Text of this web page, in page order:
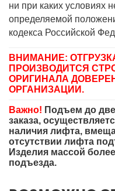
ни при каких условиях
определяемой
кодекса Российской
ВНИМАНИЕ:
ПРОИЗВОДИТСЯ
ОРИГИНАЛА
ОРГАНИЗАЦИИ.
Важно! Подъем до
заказа,
наличия лифта,
отсутствии лифта
Изделия массой
подъезда.